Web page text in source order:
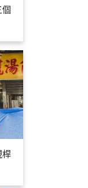
個
桿